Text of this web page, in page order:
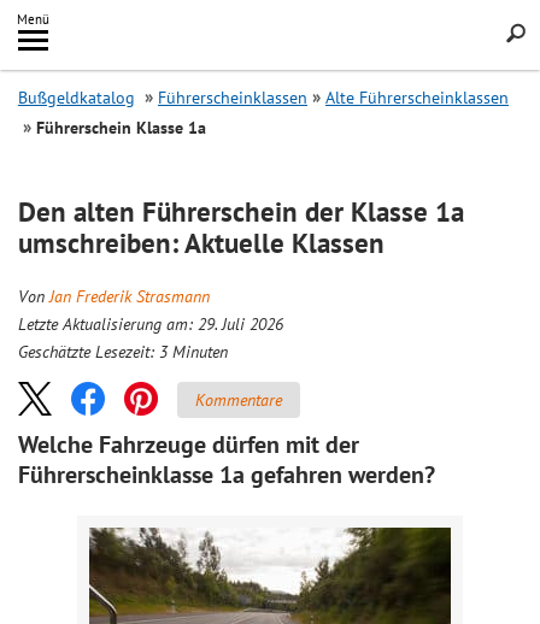
Inhalt
springen
Menü
Search
Bußgeldkatalog Führerscheinklassen
Alte Führerscheinklassen
Führerschein Klasse 1a
Den alten Führerschein der Klasse 1a
umschreiben: Aktuelle Klassen
VonJan Frederik Strasmann
Letzte Aktualisierung am: 29. Juli 2026
Geschätzte Lesezeit: 3 Minuten
Kommentare
Welche Fahrzeuge dürfen mit der
Führerscheinklasse 1a gefahren werden?